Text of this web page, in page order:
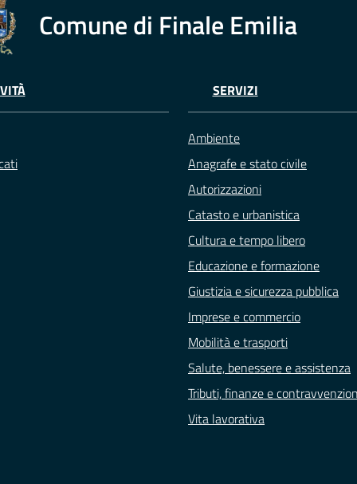
Comune di Finale Emilia
SERVIZI
Ambiente
Anagrafe e stato civile
Autorizzazioni
Catasto e urbanistica
Cultura e tempo libero
Educazione e formazione
Giustizia e sicurezza pubblica
Imprese e commercio
Mobilità e trasporti
Salute, benessere e assistenza
Tributi, finanze e
Vita lavorativa